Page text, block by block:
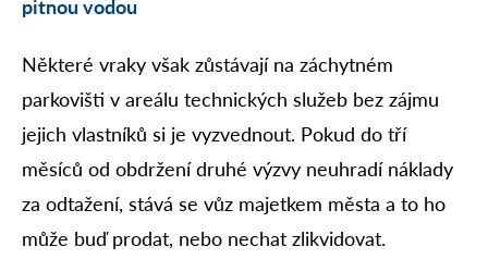
pitnou vodou
Některé vraky však zůstávají na záchytném
parkovišti v areálu technických služeb bez zájmu
jejich vlastníků si je vyzvednout. Pokud do tří
měsíců od obdržení druhé výzvy neuhradí náklady
za odtažení, stává se vůz majetkem města a to ho
může buď prodat, nebo nechat zlikvidovat.